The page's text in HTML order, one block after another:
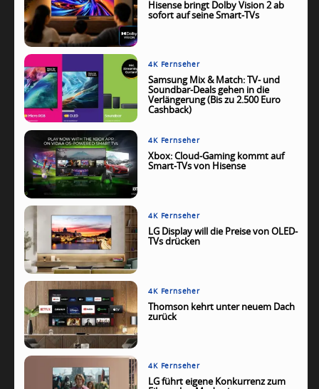
Hisense bringt Dolby Vision 2 ab
sofort auf seine Smart-TVs
4K Fernseher
Samsung Mix & Match: TV- und
Soundbar-Deals gehen in die
Verlängerung (Bis zu 2.500 Euro
Cashback)
4K Fernseher
Xbox: Cloud-Gaming kommt auf
Smart-TVs von Hisense
4K Fernseher
LG Display will die Preise von OLED-
TVs drücken
4K Fernseher
Thomson kehrt unter neuem Dach
zurück
4K Fernseher
LG führt eigene Konkurrenz zum